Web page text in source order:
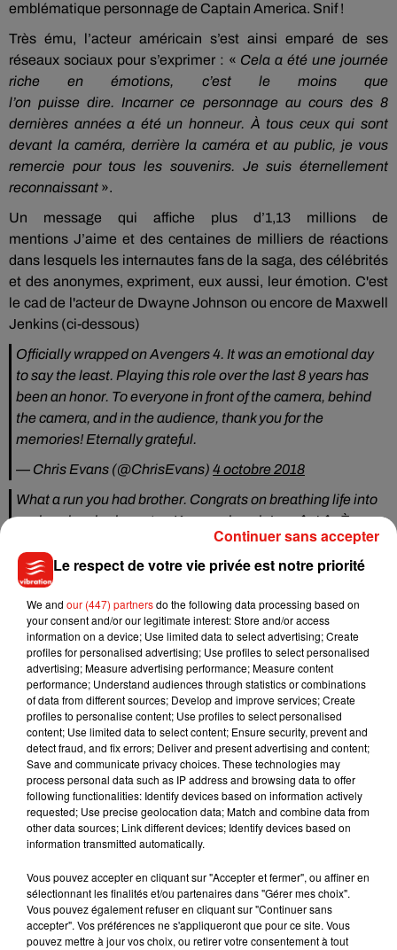
emblématique personnage de Captain America. Snif !
Très ému, l’acteur américain s’est ainsi emparé de ses
réseaux sociaux pour s’exprimer : « Cela a été une journée
riche en émotions, c’est le moins que
l’onpuisse dire. Incarner ce personnage au cours des 8
dernières années a été un honneur. À tous ceux qui sont
devant la caméra, derrière la caméra et au public, je vous
remercie pour tous les souvenirs. Je suis éternellement
reconnaissant ».
Un message qui affiche plus d’1,13 millions de
mentions J’aime et des centaines de milliers de réactions
dans lesquels les internautes fans de la saga, des célébrités
et des anonymes, expriment, eux aussi, leur émotion. C'est
le cad de l'acteur de Dwayne Johnson ou encore de Maxwell
Jenkins (ci-dessous)
Officially wrapped on Avengers 4. It was an emotional day
to say the least. Playing this role over the last 8 years has
been an honor. To everyone in front of the camera, behind
the camera, and in the audience, thank you for the
memories! Eternally grateful.
— Chris Evans (@ChrisEvans) 4 octobre 2018
What a run you had brother. Congrats on breathing life into
such an iconic character. Keep on keepin’ on �x'�xÈ
— Dwayne Johnson (@TheRock)4 octobre 2018
@ChrisEvansthank you for the inspiration. Your
#CaptainAmericawas a huge influence on me as
#WillRobinson.
— MaxwellJenkins8 (@MaxwellJenkins8)5 octobre 2018
Musique
Benny Blanco invite Selena Gomez et
Becky G sur son nouveau single
Tiny Desk invite Charlie Puth pour une
Le respect de votre vie privée est notre priorité
We and our (447) partnersdo the following data processing based on
your consent and/or our legitimate interest: Store and/or access
information on a device; Use limited data to select advertising; Create
profiles for personalised advertising; Use profiles to select personalised
advertising; Measure advertising performance; Measure content
performance; Understand audiences through statistics or combinations
of data from different sources; Develop and improve services; Create
profiles to personalise content; Use profiles to select personalised
content; Use limited data to select content; Ensure security, prevent and
detect fraud, and fix errors; Deliver and present advertising and content;
Save and communicate privacy choices. These technologies may
process personal data such as IP address and browsing data to offer
following functionalities: Identify devices based on information actively
requested; Use precise geolocation data; Match and combine data from
other data sources; Link different devices; Identify devices based on
information transmitted automatically.
Vous pouvez accepter en cliquant sur "Accepter et fermer", ou affiner en
sélectionnant les finalités et/ou partenaires dans "Gérer mes choix".
Vous pouvez également refuser en cliquant sur "Continuer sans
accepter". Vos préférences ne s'appliqueront que pour ce site. Vous
pouvez mettre à jour vos choix, ou retirer votre consentement à tout
Continuer sans accepter